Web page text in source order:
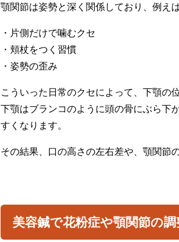
顎関節は姿勢と深く関係しており、例え
・片側だけで噛むクセ
・頬杖をつく習慣
・姿勢の歪み
こういった日常のクセによって、下顎の
下顎はブランコのように頭の骨にぶら下
すくなります。
その結果、口の高さの左右差や、顎関節
美容鍼で花粉症や顎関節の